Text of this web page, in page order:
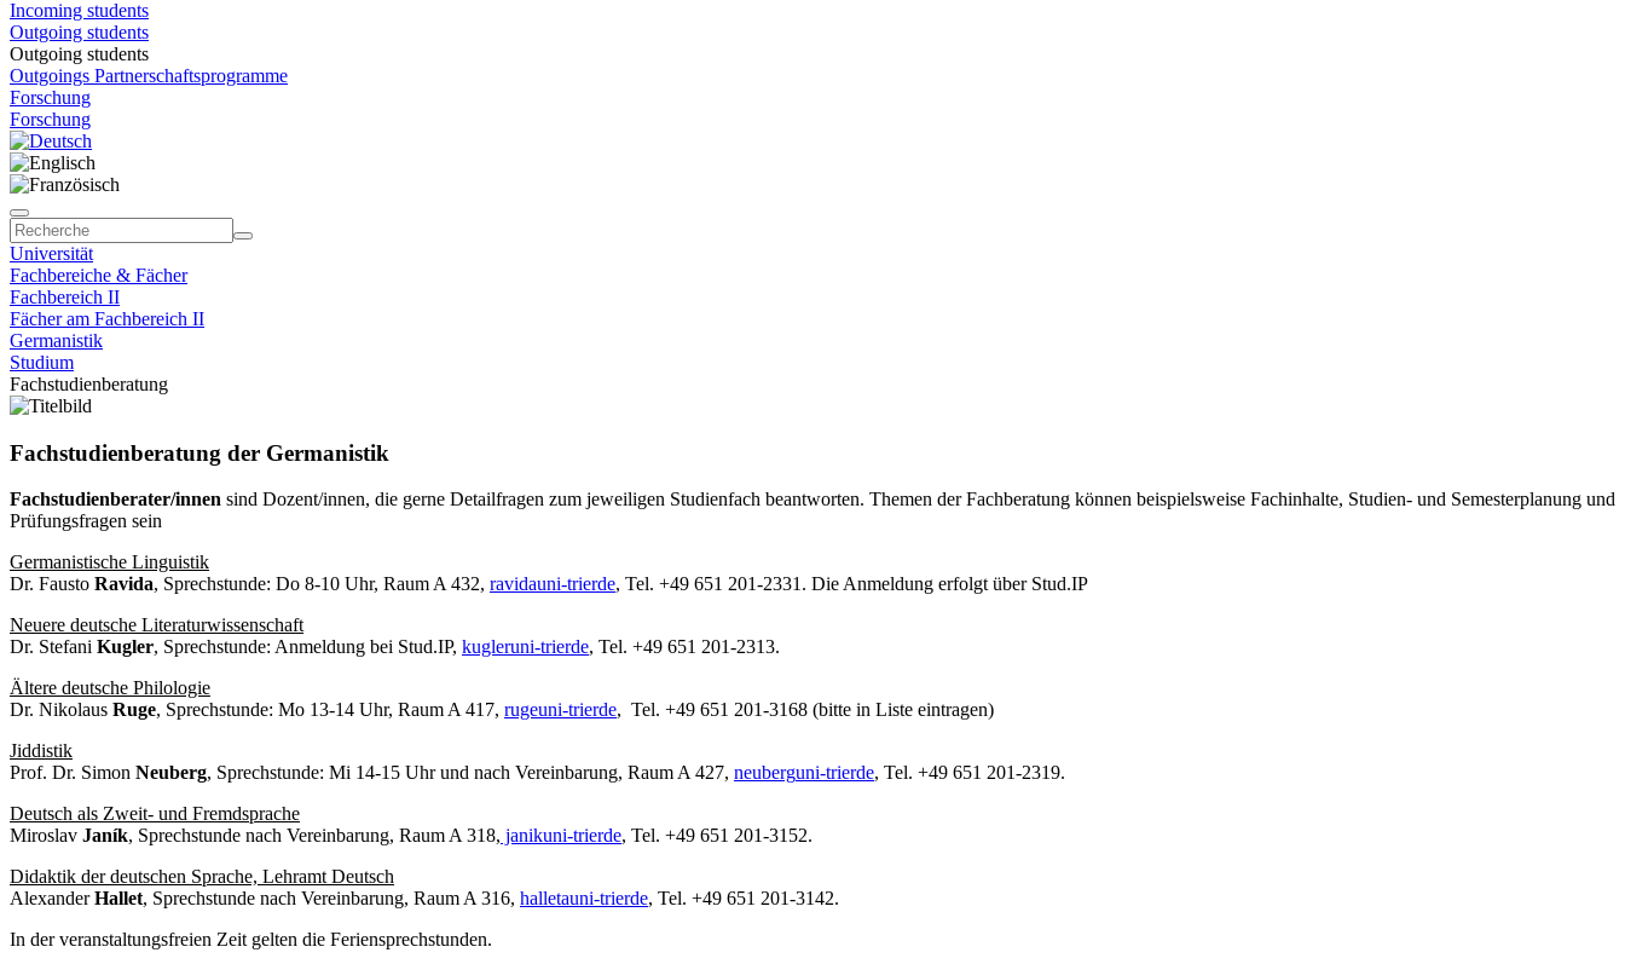
Incoming students
Outgoing students
Outgoing students
Outgoings Partnerschaftsprogramme
Forschung
Forschung
Universität
Fachbereiche & Fächer
Fachbereich II
Fächer am Fachbereich II
Germanistik
Studium
Fachstudienberatung
Fachstudienberatung der Germanistik
Fachstudienberater/innen sind Dozent/innen, die gerne Detailfragen zum jeweiligen Studienfach beantworten. Themen der Fachberatung können beispielsweise Fachinhalte, Studien- und Semesterplanung und
Prüfungsfragen sein
Germanistische Linguistik
Dr. Fausto Ravida, Sprechstunde: Do 8-10 Uhr, Raum A 432, ravidauni-trierde, Tel. +49 651 201-2331. Die Anmeldung erfolgt über Stud.IP
Neuere deutsche Literaturwissenschaft
Dr. Stefani Kugler, Sprechstunde: Anmeldung bei Stud.IP, kugleruni-trierde, Tel. +49 651 201-2313.
Ältere deutsche Philologie
Dr. Nikolaus Ruge, Sprechstunde: Mo 13-14 Uhr, Raum A 417, rugeuni-trierde, Tel. +49 651 201-3168 (bitte in Liste eintragen)
Jiddistik
Prof. Dr. Simon Neuberg, Sprechstunde: Mi 14-15 Uhr und nach Vereinbarung, Raum A 427, neuberguni-trierde, Tel. +49 651 201-2319.
Deutsch als Zweit- und Fremdsprache
Miroslav Janík, Sprechstunde nach Vereinbarung, Raum A 318, janikuni-trierde, Tel. +49 651 201-3152.
Didaktik der deutschen Sprache, Lehramt Deutsch
AlexanderHallet, Sprechstunde nach Vereinbarung, Raum A 316, halletauni-trierde, Tel. +49 651 201-3142.
In der veranstaltungsfreien Zeit gelten die Feriensprechstunden.